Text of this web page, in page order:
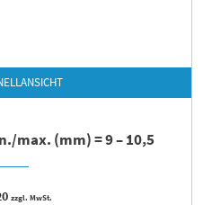
max. (mm) = 9 – 10,5
zzgl. MwSt.